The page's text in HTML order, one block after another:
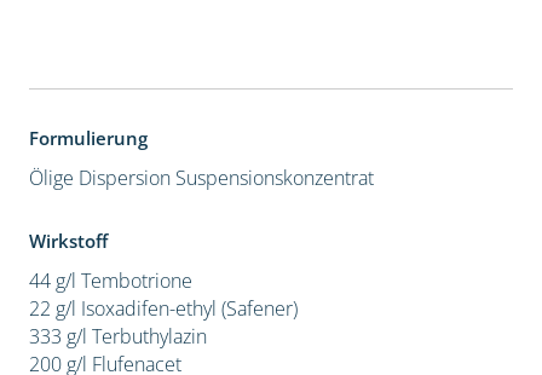
Formulierung
Ölige Dispersion Suspensionskonzentrat
Wirkstoff
44 g/l Tembotrione
22 g/l Isoxadifen-ethyl (Safener)
333 g/l Terbuthylazin
200 g/l Flufenacet